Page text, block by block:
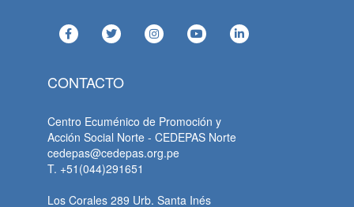
CONTACTO
Centro Ecuménico de Promoción y
Acción Social Norte - CEDEPAS Norte
cedepas@cedepas.org.pe
T. +51(044)291651
Los Corales 289 Urb. Santa Inés